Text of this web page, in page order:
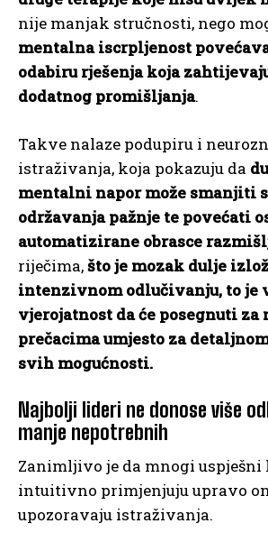
nije manjak stručnosti, nego
mentalna iscrpljenost
odabiru rješenja koja
dodatnog promišljanja.
Takve nalaze podupiru i
istraživanja, koja pokazuju da
mentalni napor može smanjiti
održavanja pažnje te povećati
automatizirane obrasce
riječima,što je mozak dulje
intenzivnom odlučivanju, to je
vjerojatnost da će posegnuti
prečacima umjesto za
svih mogućnosti.
Najbolji lideri ne donose više
manje nepotrebnih
Zanimljivo je da mnogi uspješni
intuitivno primjenjuju upravo
upozoravaju istraživanja.